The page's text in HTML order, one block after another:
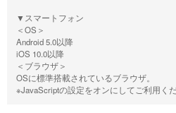
▼スマートフォン
＜OS＞
Android 5.0以降
iOS 10.0以降
＜ブラウザ＞
OSに標準搭載されているブラウザ。
※JavaScriptの設定をオンにしてご利用くだ